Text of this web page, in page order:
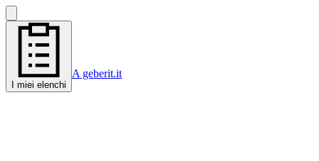
I miei elenchi
A geberit.it